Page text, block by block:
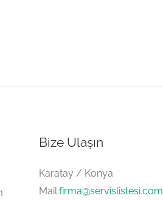
Bize Ulaşın
Karatay / Konya
Mail:firma@servislistesi.com